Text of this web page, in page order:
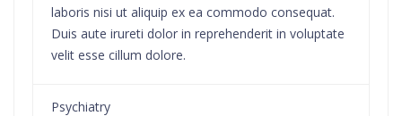
laboris nisi ut aliquip ex ea commodo consequat.
Duis aute irureti dolor in reprehenderit in voluptate
velit esse cillum dolore.
Psychiatry